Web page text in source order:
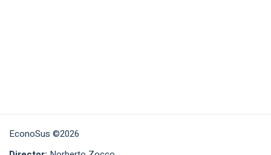
EconoSus ©2026